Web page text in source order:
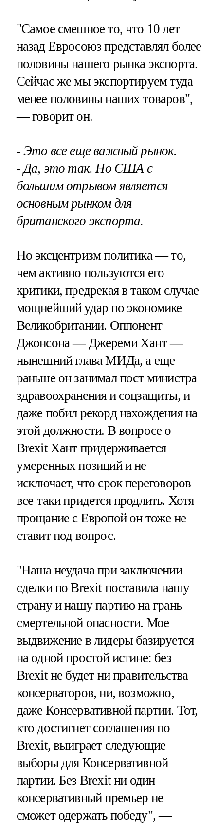
"Самое смешное то, что 10 лет
назад Евросоюз представлял более
половины нашего рынка экспорта.
Сейчас же мы экспортируем туда
менее половины наших товаров",
— говорит он.
- Это все еще важный рынок.
- Да, это так. Но США с
большим отрывом является
основным рынком для
британского экспорта.
Но эксцентризм политика — то,
чем активно пользуются его
критики, предрекая в таком случае
мощнейший удар по экономике
Великобритании. Оппонент
Джонсона — Джереми Хант —
нынешний глава МИДа, а еще
раньше он занимал пост министра
здравоохранения и соцзащиты, и
даже побил рекорд нахождения на
этой должности. В вопросе о
Brexit Хант придерживается
умеренных позиций и не
исключает, что срок переговоров
все-таки придется продлить. Хотя
прощание с Европой он тоже не
ставит под вопрос.
"Наша неудача при заключении
сделки по Brexit поставила нашу
страну и нашу партию на грань
смертельной опасности. Мое
выдвижение в лидеры базируется
на одной простой истине: без
Brexit не будет ни правительства
консерваторов, ни, возможно,
даже Консервативной партии. Тот,
кто достигнет соглашения по
Brexit, выиграет следующие
выборы для Консервативной
партии. Без Brexit ни один
консервативный премьер не
сможет одержать победу", —